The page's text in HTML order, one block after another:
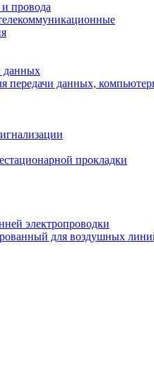
провода
данных
передачи данных,
прокладки
электропроводки
для воздушных